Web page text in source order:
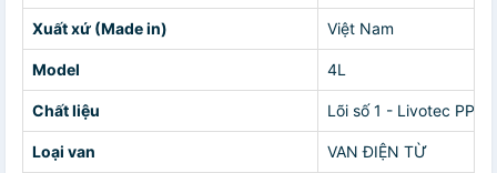
Xuất xứ (Made in) Việt Nam
Model 4L
Chất liệu Lõi số 1 - Livotec PP
Loại van VAN ĐIỆN TỪ